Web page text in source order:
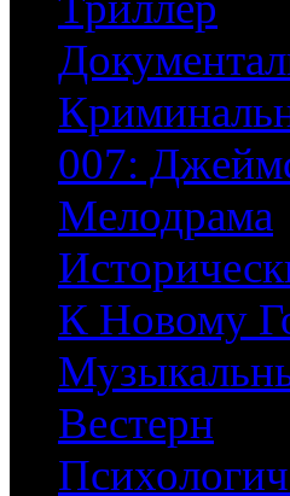
007:
Мелодрама
К Новому
Вестерн